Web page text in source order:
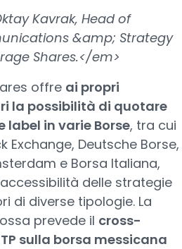
Kavrak, Head of
&amp; Strategy
Shares.</em>
offre ai propri
la possibilità di quotare
label in varie Borse, tra cui
Exchange, Deutsche Borse,
e Borsa Italiana,
delle strategie
di diverse tipologie. La
prevede il cross-
sulla borsa messicana